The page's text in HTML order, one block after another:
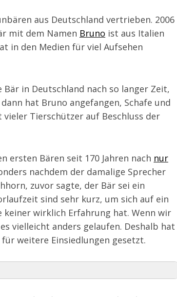
aus Deutschland vertrieben. 2006
mit dem Namen Bruno ist aus Italien
in den Medien für viel Aufsehen
in Deutschland nach so langer Zeit,
hat Bruno angefangen, Schafe und
Tierschützer auf Beschluss der
ersten Bären seit 170 Jahren nach nur
nachdem der damalige Sprecher
zuvor sagte, der Bär sei ein
sind sehr kurz, um sich auf ein
wirklich Erfahrung hat. Wenn wir
vielleicht anders gelaufen. Deshalb hat
für weitere Einsiedlungen gesetzt.